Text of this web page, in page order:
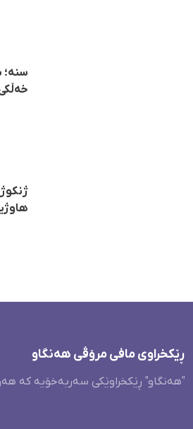
سنە؛
ڕێکخراوی مافی مرۆڤی هەنگاو
"هەنگاو" ڕێکخراوێکی سەربەخۆیە کە